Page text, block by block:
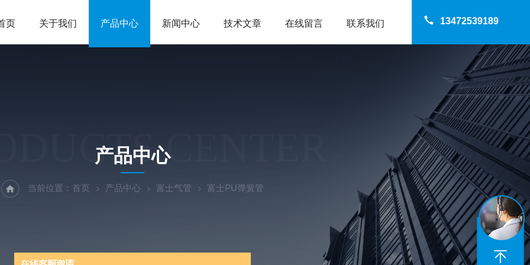
13472539189
页 关于我们 产品中心 新闻中心 技术文章 在线留言 联系我们
CENTER
产品中心
当前位置： 首页 产品中心 富士气管 富士PU弹簧管